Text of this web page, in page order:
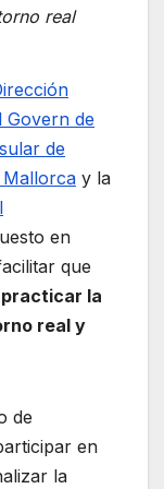
real
Govern de
de
Mallorca y la
en
que
la
real y
de
en
la